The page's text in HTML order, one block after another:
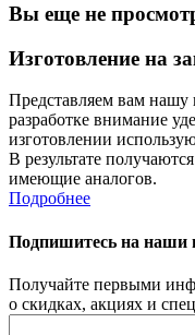
Вы еще не
Изготовление на
Представляем вам
разработке внимание
изготовлении
В результате
имеющие аналогов.
Подробнее
Подпишитесь на наши
Получайте первыми
о скидках, акциях и